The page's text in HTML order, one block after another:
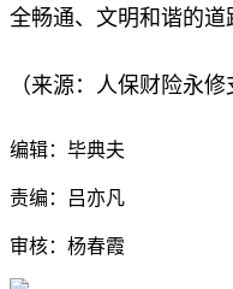
全畅通、文明和谐的道
（来源：人保财险永修
编辑：毕典夫
责编：吕亦凡
审核：杨春霞